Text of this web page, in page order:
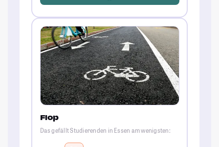
Flop
Das gefällt Studierenden in Essen am wenigsten: